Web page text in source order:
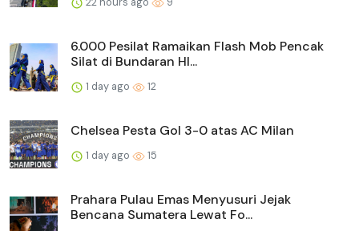
6.000 Pesilat Ramaikan Flash Mob Pencak
Silat di Bundaran HI...
1 day ago 12
Chelsea Pesta Gol 3-0 atas AC Milan
1 day ago 15
Prahara Pulau Emas Menyusuri Jejak
Bencana Sumatera Lewat Fo...